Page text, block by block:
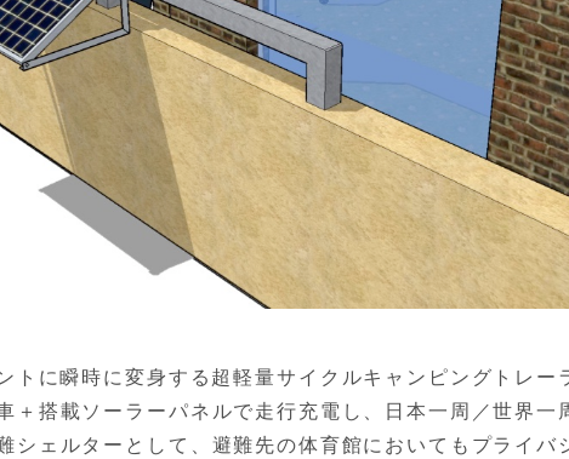
トに瞬時に変身する超軽量サイクルキャンピングトレー
＋搭載ソーラーパネルで走行充電し、日本一周／世界一
シェルターとして、避難先の体育館においてもプライバ